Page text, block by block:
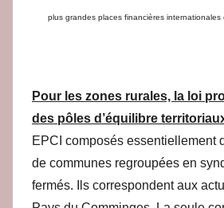
plus grandes places financières internationales
Pour les zones rurales, la loi
des pôles d’équilibre
EPCI composés essentiellement
de communes regroupées en
fermés. Ils correspondent aux